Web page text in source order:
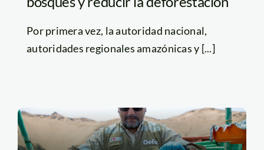
Por primera vez, la autoridad nacional,
autoridades regionales amazónicas y [...]